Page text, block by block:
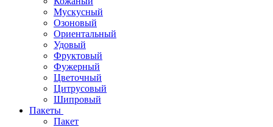
Мускусный
Озоновый
Ориентальный
Удовый
Фруктовый
Фужерный
Цветочный
Цитрусовый
Шипровый
Пакеты
Пакет